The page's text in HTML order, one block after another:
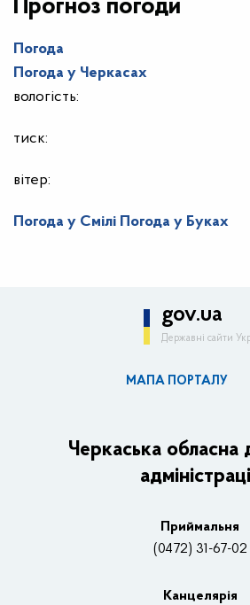
Прогноз погоди
Погода
Погода у Черкасах
вологість:
тиск:
вітер:
Погода у Смілі Погода у Буках
gov.ua
Державні сайти
МАПА ПОРТАЛУ
Керівництво адміністрації
Основні завдання та нормативно-
Нагороди
Черкаська обласна
Приймальня
(0472) 31-67-02
Канцелярiя